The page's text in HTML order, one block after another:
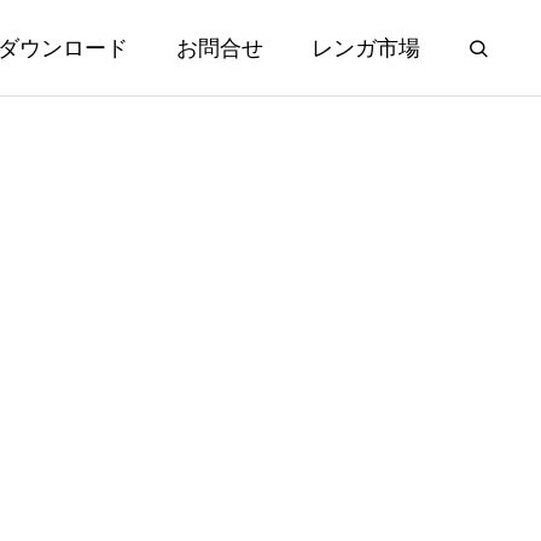
ウンロード お問合せ レンガ市場